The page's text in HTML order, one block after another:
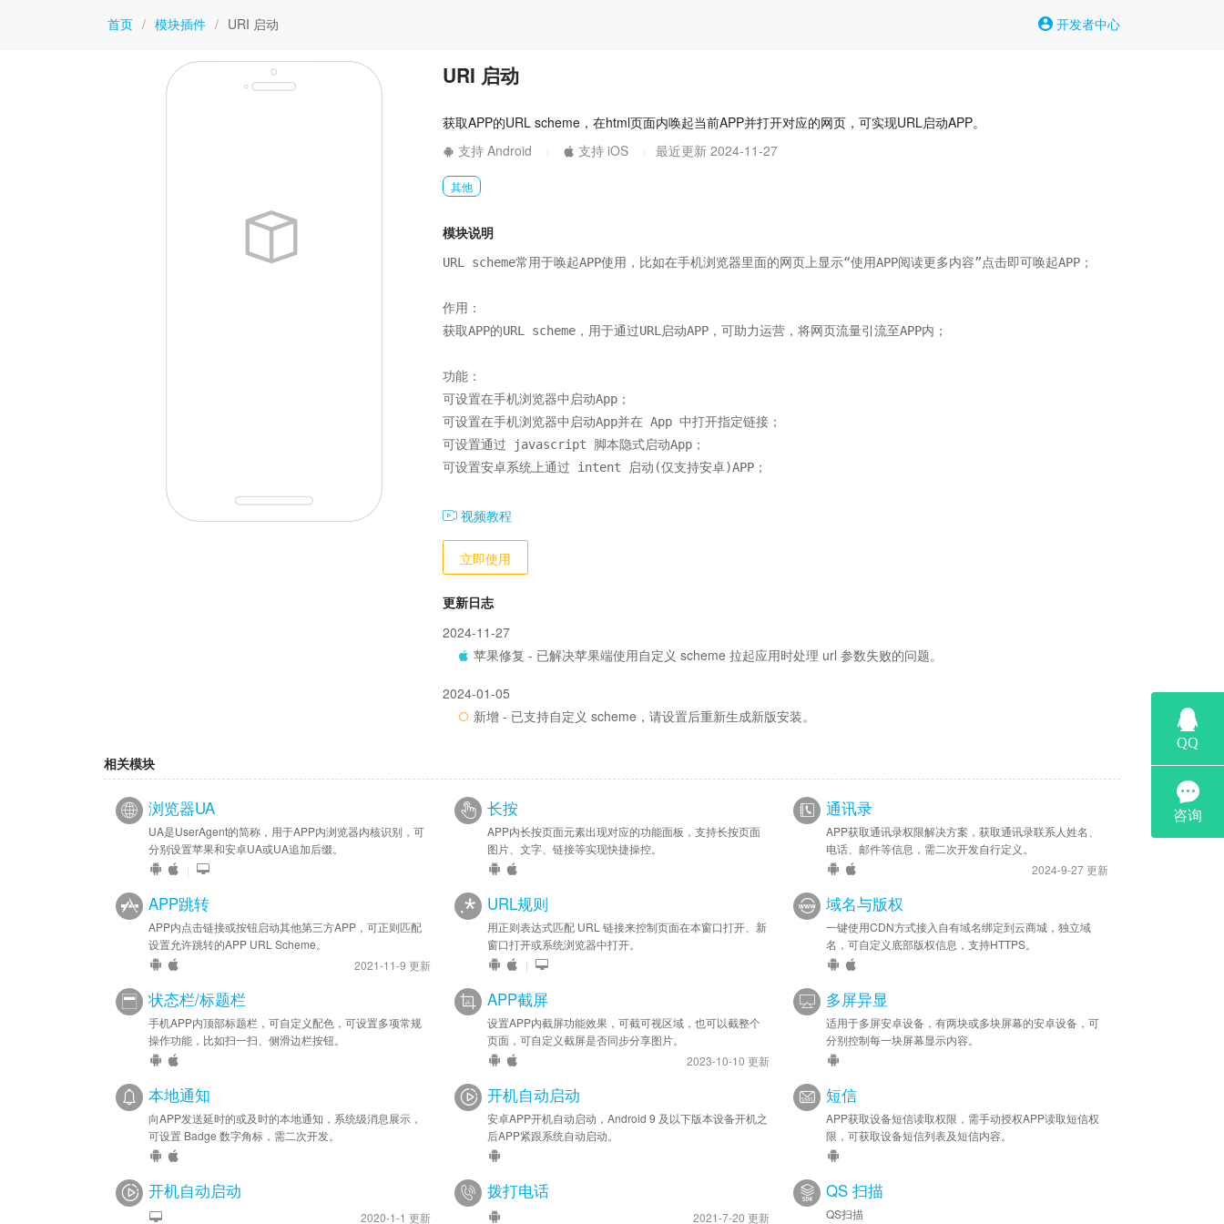
首页 / 模块插件 / URI 启动 开发者中心
URI 启动
获取APP的URL scheme，在html页面内唤起当前APP并打开对应的网页，可实现URL启动APP。
支持 Android
支持 iOS 最近更新 2024-11-27
其他
模块说明
URL scheme常用于唤起APP使用，比如在手机浏览器里面的网页上显示“使用APP阅读更多内容”点击即可唤起APP；
作用：
获取APP的URL scheme，用于通过URL启动APP，可助力运营，将网页流量引流至APP内；
功能：
可设置在手机浏览器中启动App；
可设置在手机浏览器中启动App并在 App 中打开指定链接；
可设置通过 javascript 脚本隐式启动App；
可设置安卓系统上通过 intent 启动(仅支持安卓)APP；
视频教程
立即使用
更新日志
2024-11-27
苹果修复 - 已解决苹果端使用自定义 scheme 拉起应用时处理 url 参数失败的问题。
2024-01-05
新增 - 已支持自定义 scheme，请设置后重新生成新版安装。
相关模块
浏览器UA
UA是UserAgent的简称，用于APP内浏览器内核识别，可
分别设置苹果和安卓UA或UA追加后缀。
|
长按
APP内长按页面元素出现对应的功能面板，支持长按页面
图片、文字、链接等实现快捷操控。
通讯录
APP获取通讯录权限解决方案，获取通讯录联系人姓名、
电话、邮件等信息，需二次开发自行定义。
2024-9-27 更新
APP跳转
APP内点击链接或按钮启动其他第三方APP，可正则匹配
设置允许跳转的APP URL Scheme。
2021-11-9 更新
URL规则
用正则表达式匹配 URL 链接来控制页面在本窗口打开、新
窗口打开或系统浏览器中打开。
|
域名与版权
一键使用CDN方式接入自有域名绑定到云商城，独立域
名，可自定义底部版权信息，支持HTTPS。
状态栏/标题栏
手机APP内顶部标题栏，可自定义配色，可设置多项常规
操作功能，比如扫一扫、侧滑边栏按钮。
APP截屏
设置APP内截屏功能效果，可截可视区域，也可以截整个
页面，可自定义截屏是否同步分享图片。
2023-10-10 更新
多屏异显
适用于多屏安卓设备，有两块或多块屏幕的安卓设备，可
分别控制每一块屏幕显示内容。
本地通知
向APP发送延时的或及时的本地通知，系统级消息展示，
可设置 Badge 数字角标，需二次开发。
开机自动启动
安卓APP开机自动启动，Android 9 及以下版本设备开机之
后APP紧跟系统自动启动。
短信
APP获取设备短信读取权限，需手动授权APP读取短信权
限，可获取设备短信列表及短信内容。
开机自动启动
2020-1-1 更新
拨打电话
2021-7-20 更新
QS 扫描
QS扫描